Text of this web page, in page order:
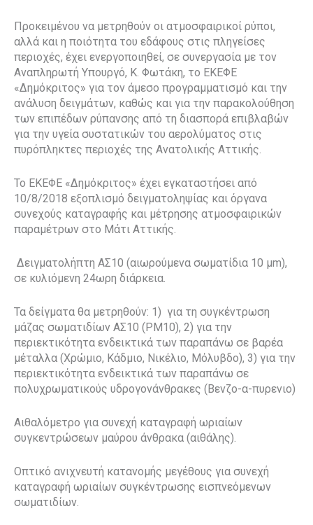
Προκειμένου να μετρηθούν οι ατμοσφαιρικοί ρύποι,
αλλά και η ποιότητα του εδάφους στις πληγείσες
περιοχές, έχει ενεργοποιηθεί, σε συνεργασία με τον
Αναπληρωτή Υπουργό, Κ. Φωτάκη, το ΕΚΕΦΕ
«Δημόκριτος» για τον άμεσο προγραμματισμό και την
ανάλυση δειγμάτων, καθώς και για την παρακολούθηση
των επιπέδων ρύπανσης από τη διασπορά επιβλαβών
για την υγεία συστατικών του αερολύματος στις
πυρόπληκτες περιοχές της Ανατολικής Αττικής.
Το ΕΚΕΦΕ «Δημόκριτος» έχει εγκαταστήσει από
10/8/2018 εξοπλισμό δειγματοληψίας και όργανα
συνεχούς καταγραφής και μέτρησης ατμοσφαιρικών
παραμέτρων στο Μάτι Αττικής.
Δειγματολήπτη ΑΣ10 (αιωρούμενα σωματίδια 10 μm),
σε κυλιόμενη 24ωρη διάρκεια.
Τα δείγματα θα μετρηθούν: 1) για τη συγκέντρωση
μάζας σωματιδίων ΑΣ10 (PΜ10), 2) για την
περιεκτικότητα ενδεικτικά των παραπάνω σε βαρέα
μέταλλα (Χρώμιο, Κάδμιο, Νικέλιο, Μόλυβδο), 3) για την
περιεκτικότητα ενδεικτικά των παραπάνω σε
πολυχρωματικούς υδρογονάνθρακες (Βενζο-α-πυρενιο)
Αιθαλόμετρο για συνεχή καταγραφή ωριαίων
συγκεντρώσεων μαύρου άνθρακα (αιθάλης).
Οπτικό ανιχνευτή κατανομής μεγέθους για συνεχή
καταγραφή ωριαίων συγκέντρωσης εισπνεόμενων
σωματιδίων.